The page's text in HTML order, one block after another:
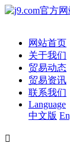
网站首页
关于我们
贸易动态
贸易资讯
联系我们
Language
中文版
